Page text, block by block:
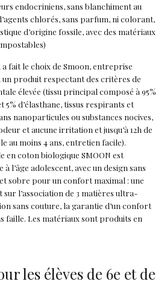
endocriniens, sans blanchiment au
chlorés, sans parfum, ni colorant,
d’origine fossile, avec des matériaux
fait le choix de Smoon, entreprise
produit respectant des critères de
élevée (tissu principal composé à 95%
5% d’élasthane, tissus respirants et
nanoparticules ou substances nocives,
et aucune irritation et jusqu’à 12h de
au moins 4 ans, entretien facile).
en coton biologique SMOON est
l’âge adolescent, avec un design sans
sobre pour un confort maximal : une
l’association de 3 matières ultra-
sans couture, la garantie d’un confort
faille. Les matériaux sont produits en
les élèves de 6e et de